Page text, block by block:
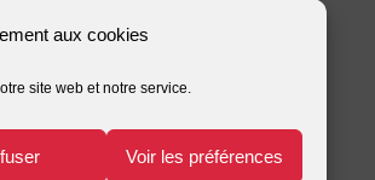
aux cookies
site web et notre service.
Voir les préférences